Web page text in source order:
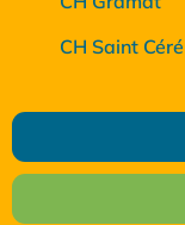
CH Saint Céré